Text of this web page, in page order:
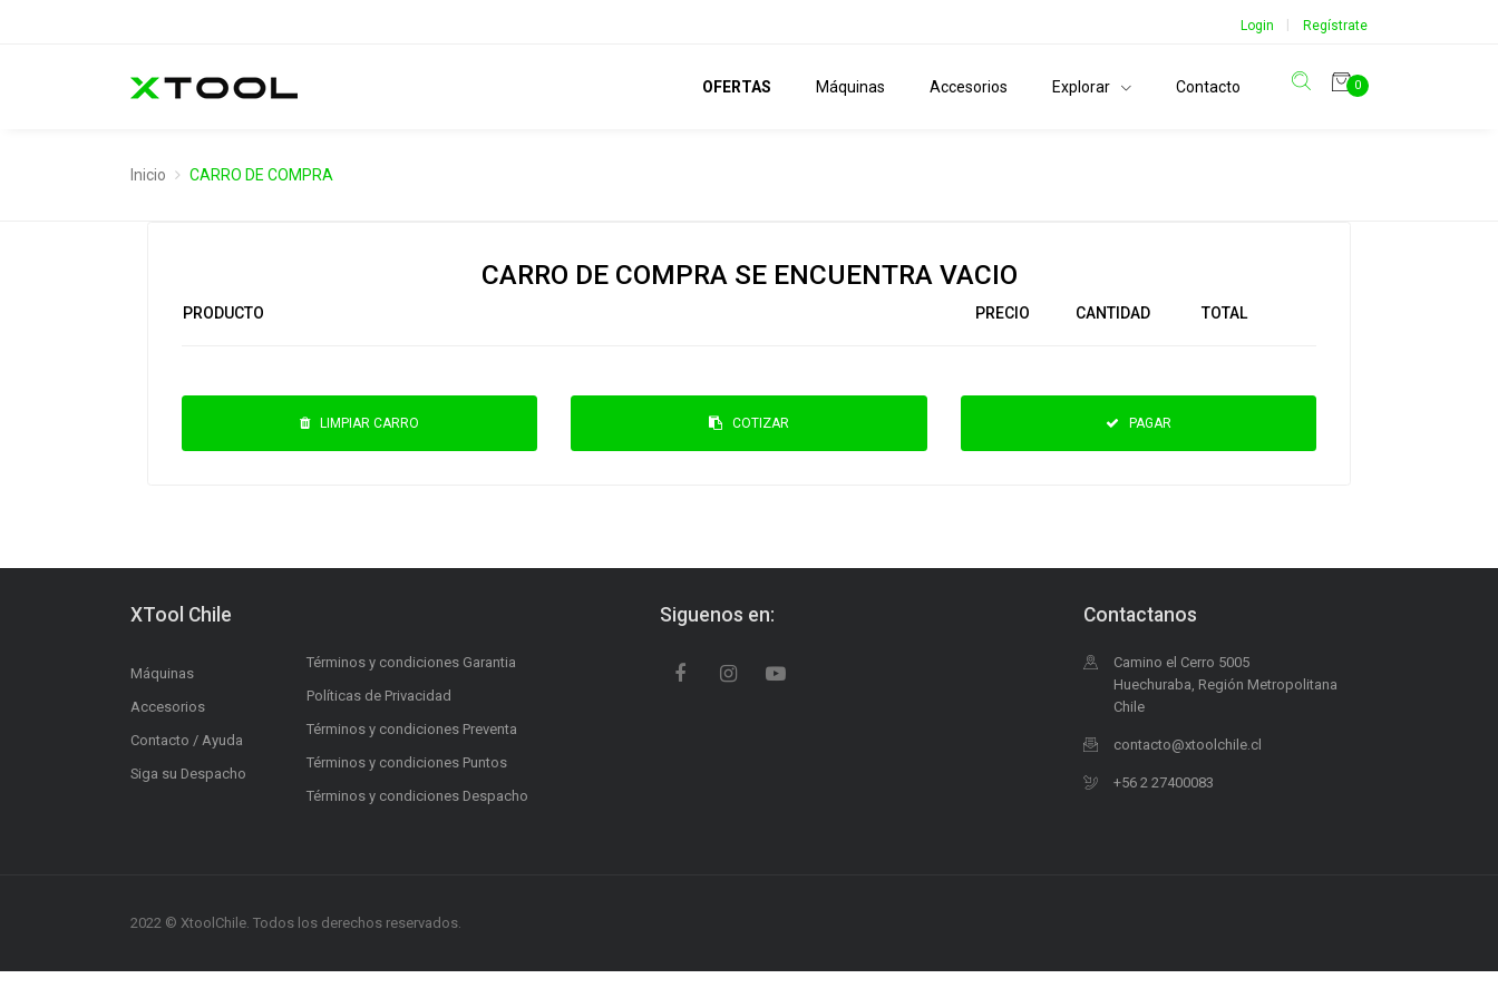
Login | Regístrate
OFERTAS Máquinas Accesorios Explorar Contacto 0
Inicio CARRO DE COMPRA
CARRO DE COMPRA SE ENCUENTRA VACIO
PRODUCTO PRECIO CANTIDAD TOTAL
LIMPIAR CARRO COTIZAR PAGAR
XTool Chile
Máquinas
Accesorios
Contacto / Ayuda
Siga su Despacho
Términos y condiciones Garantia
Políticas de Privacidad
Términos y condiciones Preventa
Términos y condiciones Puntos
Términos y condiciones Despacho
Siguenos en: Contactanos
Camino el Cerro 5005
Huechuraba, Región Metropolitana
Chile
contacto@xtoolchile.cl
+56 2 27400083
2022 © XtoolChile. Todos los derechos reservados.